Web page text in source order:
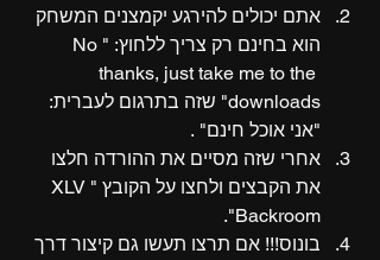
אתם יכולים להירגע יקמצנים המשחק
הוא בחינם רק צריך ללחוץ: "No
thanks, just take me to the
downloads" שזה בתרגום לעברית:
"אני אוכל חינם" .
אחרי שזה מסיים את ההורדה חלצו
את הקבצים ולחצו על הקובץ "XLV
Backroom".
בונוס!!! אם תרצו תעשו גם קיצור דרך